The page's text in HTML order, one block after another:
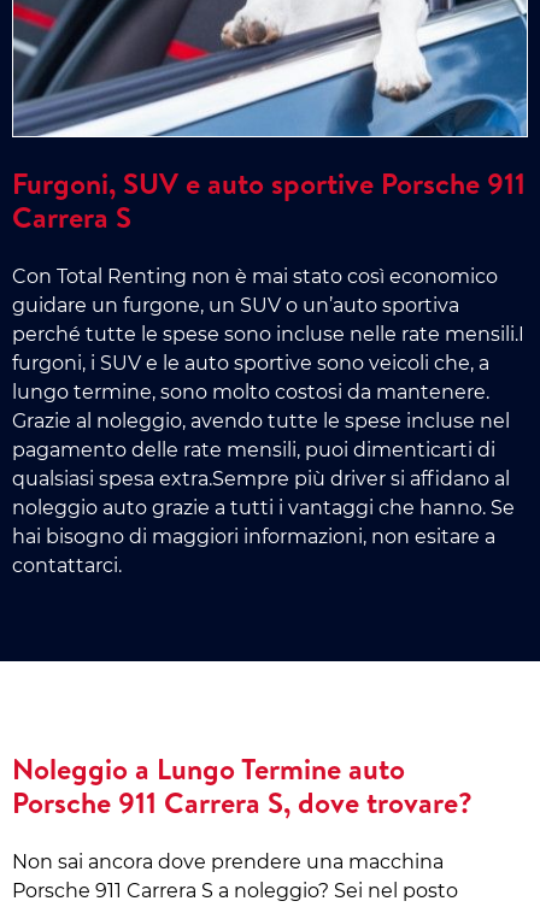
Furgoni, SUV e auto sportive Porsche 911
Carrera S
Con Total Renting non è mai stato così economico
guidare un furgone, un SUV o un’auto sportiva
perché tutte le spese sono incluse nelle rate mensili.I
furgoni, i SUV e le auto sportive sono veicoli che, a
lungo termine, sono molto costosi da mantenere.
Grazie al noleggio, avendo tutte le spese incluse nel
pagamento delle rate mensili, puoi dimenticarti di
qualsiasi spesa extra.Sempre più driver si affidano al
noleggio auto grazie a tutti i vantaggi che hanno. Se
hai bisogno di maggiori informazioni, non esitare a
contattarci.
Noleggio a Lungo Termine auto
Porsche 911 Carrera S, dove trovare?
Non sai ancora dove prendere una macchina
Porsche 911 Carrera S a noleggio? Sei nel posto